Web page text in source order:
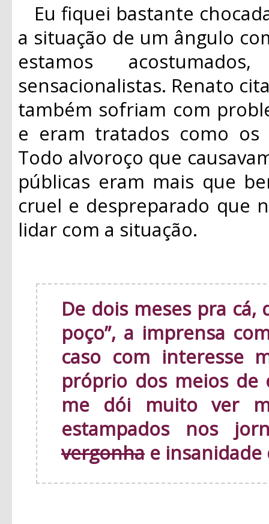
Eu fiquei bastante
a situação de um ângulo
estamos
sensacionalistas. Renato
também sofriam com
e eram tratados como os
Todo alvoroço que
públicas eram mais que
cruel e despreparado que
lidar com a situação.
De dois meses pra cá,
poço”, a imprensa
caso com interesse
próprio dos meios de
me dói muito ver
estampados nos
vergonha e insanidade